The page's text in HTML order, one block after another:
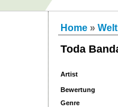
Home » Welt
Toda
Artist
Bewertung
Genre